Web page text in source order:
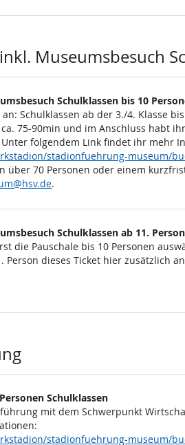
Museumsbesuch
Schulklassen bis 10
Schulklassen ab der 3./4. Klasse
75-90min und im Anschluss habt
folgendem Link findet ihr mehr
stadionfuehrung-museum/
über 70 Personen oder einem
.
Schulklassen ab 11. Person
die Pauschale bis 10 Personen
Person dieses Ticket hier zusätzlich
Schulklassen
mit dem Schwerpunkt
stadionfuehrung-museum/